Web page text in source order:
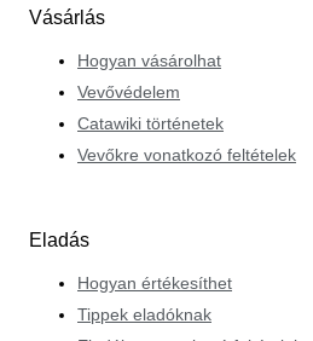
Vásárlás
Hogyan vásárolhat
Vevővédelem
Catawiki történetek
Vevőkre vonatkozó feltételek
Eladás
Hogyan értékesíthet
Tippek eladóknak